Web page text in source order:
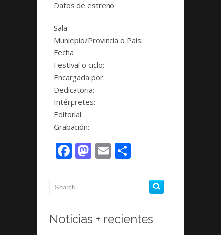
Datos de estreno
Sala:
Municipio/Provincia o País:
Fecha:
Festival o ciclo:
Encargada por:
Dedicatoria:
Intérpretes:
Editorial:
Grabación:
Facebook
Mastodon
Email
Noticias + recientes